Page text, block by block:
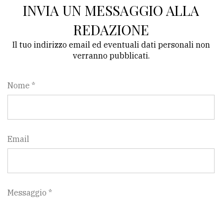
INVIA UN MESSAGGIO ALLA
REDAZIONE
Il tuo indirizzo email ed eventuali dati personali non
verranno pubblicati.
Nome *
Email
Messaggio *